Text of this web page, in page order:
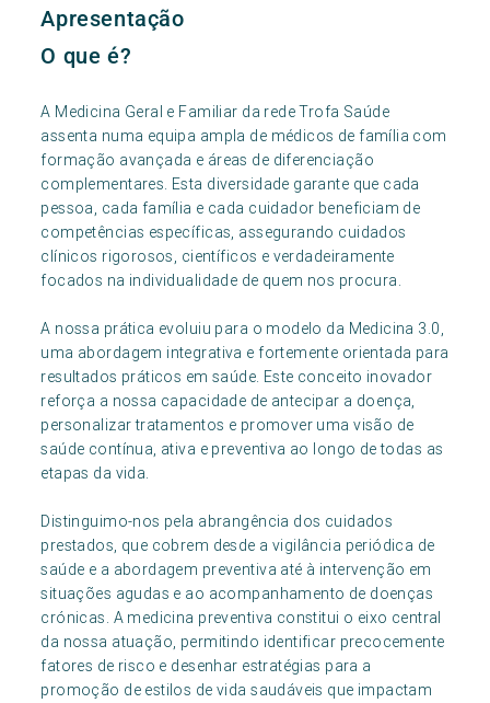
Apresentação
O que é?
A Medicina Geral e Familiar da rede Trofa Saúde
assenta numa equipa ampla de médicos de família com
formação avançada e áreas de diferenciação
complementares. Esta diversidade garante que cada
pessoa, cada família e cada cuidador beneficiam de
competências específicas, assegurando cuidados
clínicos rigorosos, científicos e verdadeiramente
focados na individualidade de quem nos procura.
A nossa prática evoluiu para o modelo da Medicina 3.0,
uma abordagem integrativa e fortemente orientada para
resultados práticos em saúde. Este conceito inovador
reforça a nossa capacidade de antecipar a doença,
personalizar tratamentos e promover uma visão de
saúde contínua, ativa e preventiva ao longo de todas as
etapas da vida.
Distinguimo-nos pela abrangência dos cuidados
prestados, que cobrem desde a vigilância periódica de
saúde e a abordagem preventiva até à intervenção em
situações agudas e ao acompanhamento de doenças
crónicas. A medicina preventiva constitui o eixo central
da nossa atuação, permitindo identificar precocemente
fatores de risco e desenhar estratégias para a
promoção de estilos de vida saudáveis que impactam